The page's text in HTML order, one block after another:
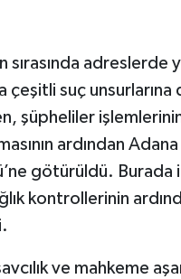
sırasında adreslerde
çeşitli suç unsurlarına
şüpheliler
ardından
götürüldü. Burada
kontrollerinin
ve mahkeme